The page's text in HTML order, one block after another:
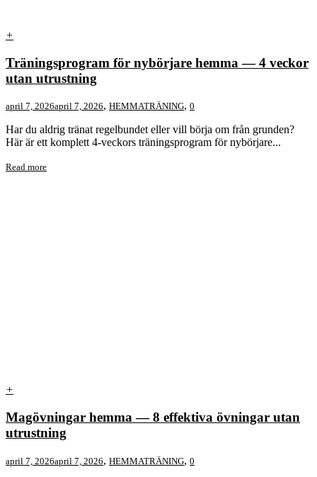
+
Träningsprogram för nybörjare hemma — 4 veckor
utan utrustning
april 7, 2026april 7, 2026, HEMMATRÄNING, 0
Har du aldrig tränat regelbundet eller vill börja om från grunden?
Här är ett komplett 4-veckors träningsprogram för nybörjare...
Read more
+
Magövningar hemma — 8 effektiva övningar utan
utrustning
april 7, 2026april 7, 2026, HEMMATRÄNING, 0